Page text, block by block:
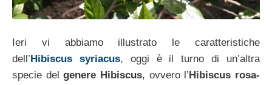
Ieri vi abbiamo illustrato le caratteristiche
dell’ Hibiscus syriacus, oggi è il turno di un’altra
specie delgenere Hibiscus, ovvero l’ Hibiscus rosa-